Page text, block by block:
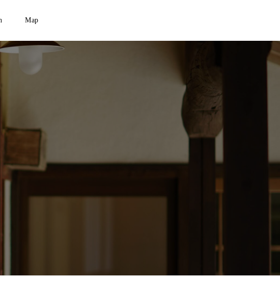
Map